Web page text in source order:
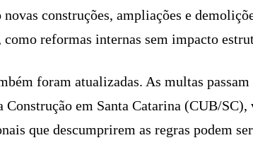
construções, ampliações e
como reformas internas sem impacto
foram atualizadas. As multas
em Santa Catarina (CUB/
que descumprirem as regras podem